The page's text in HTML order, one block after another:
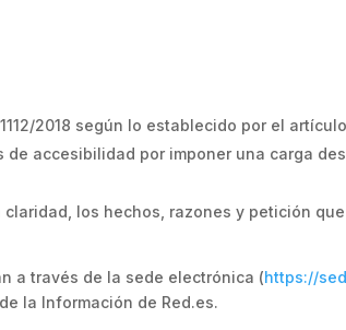
2018 según lo establecido por el
accesibilidad por imponer una carga
los hechos, razones y petición
a través de la sede electrónica (https://
la Información de Red.es.